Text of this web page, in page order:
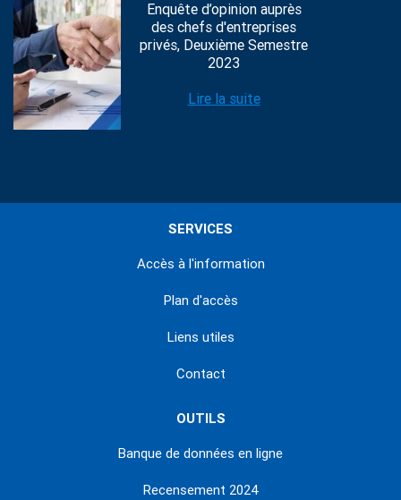
Enquête d’opinion auprès
des chefs d'entreprises
privés, Deuxième Semestre
2023
Lire la suite
SERVICES
Accès à l'information
Plan d'accès
Liens utiles
Contact
OUTILS
Banque de données en ligne
Recensement 2024